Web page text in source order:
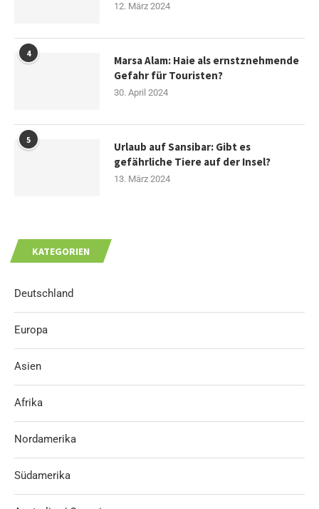
12. März 2024
4
Marsa Alam: Haie als ernstznehmende
Gefahr für Touristen?
30. April 2024
5
Urlaub auf Sansibar: Gibt es
gefährliche Tiere auf der Insel?
13. März 2024
KATEGORIEN
Deutschland
Europa
Asien
Afrika
Nordamerika
Südamerika